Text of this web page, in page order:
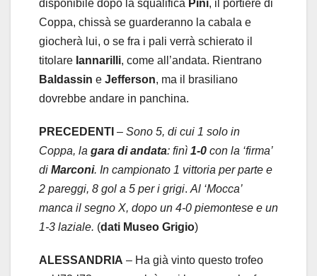
disponibile dopo la squalifica Pini, il portiere di
Coppa, chissà se guarderanno la cabala e
giocherà lui, o se fra i pali verrà schierato il
titolare Iannarilli, come all’andata. Rientrano
Baldassin e Jefferson, ma il brasiliano
dovrebbe andare in panchina.
PRECEDENTI – Sono 5, di cui 1 solo in
Coppa, la gara di andata: finì 1-0 con la ‘firma’
di Marconi. In campionato 1 vittoria per parte e
2 pareggi, 8 gol a 5 per i grigi. Al ‘Mocca’
manca il segno X, dopo un 4-0 piemontese e un
1-3 laziale. (dati Museo Grigio)
ALESSANDRIA – Ha già vinto questo trofeo